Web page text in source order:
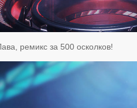
ремикс за 500 осколков!